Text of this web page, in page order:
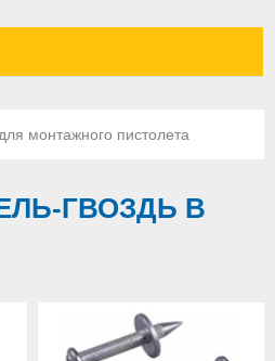
монтажного пистолета
ГВОЗДЬ В